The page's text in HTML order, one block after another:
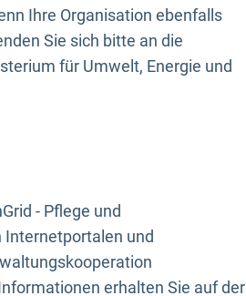
Ihre Organisation ebenfalls
Sie sich bitte an die
für Umwelt, Energie und
- Pflege und
und
erhalten Sie auf der